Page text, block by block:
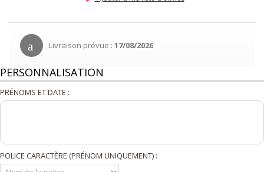
Livraison prévue : 17/08/2026
PERSONNALISATION
PRÉNOMS ET DATE :
POLICE CARACTÈRE (PRÉNOM UNIQUEMENT) :